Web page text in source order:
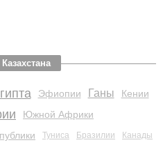
Эфиопии Ганы
Кении
Южной Африки
Туниса Бразилии Канады